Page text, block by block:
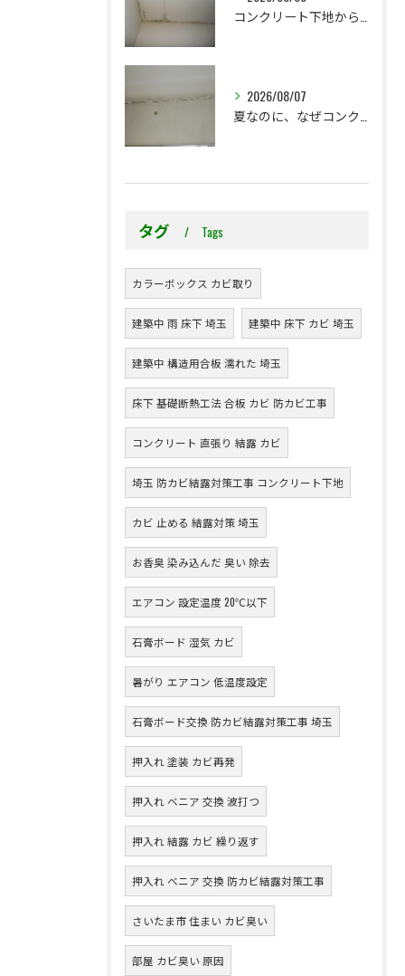
2026/08/07
タグ Tags
カラーボックス カビ取り
建築中 雨 床下 埼玉 建築中 床下 カビ 埼玉
建築中 構造用合板 濡れた 埼玉
床下 基礎断熱工法 合板 カビ 防カビ工事
コンクリート 直張り 結露 カビ
埼玉 防カビ結露対策工事 コンクリート下地
カビ 止める 結露対策 埼玉
お香臭 染み込んだ 臭い 除去
エアコン 設定温度 20℃以下
石膏ボード 湿気 カビ
暑がり エアコン 低温度設定
石膏ボード交換 防カビ結露対策工事 埼玉
押入れ 塗装 カビ再発
押入れ ベニア 交換 波打つ
押入れ 結露 カビ 繰り返す
押入れ ベニア 交換 防カビ結露対策工事
さいたま市 住まい カビ臭い
部屋 カビ臭い 原因